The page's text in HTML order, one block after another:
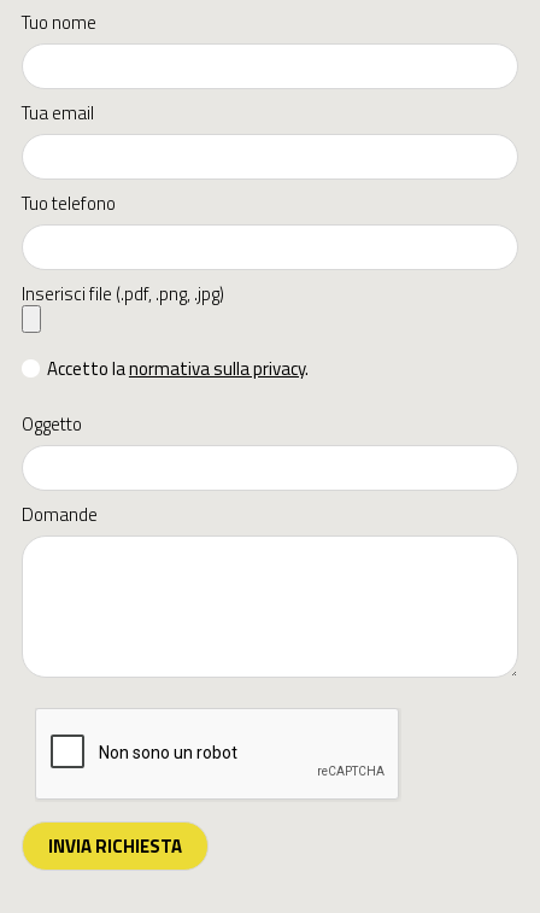
Tuo nome
Tua email
Tuo telefono
Inserisci file (.pdf, .png, .jpg)
Accetto lanormativa sulla privacy.
Oggetto
Domande
INVIA RICHIESTA